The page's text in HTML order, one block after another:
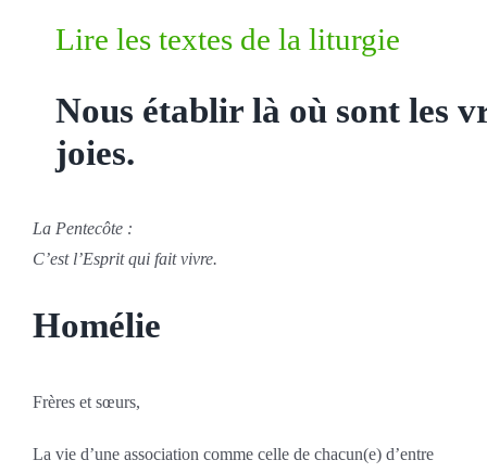
Lire les textes de la liturgie
Nous établir là où sont les
joies.
La Pentecôte :
C’est l’Esprit qui fait vivre.
Homélie
Frères et sœurs,
La vie d’une association comme celle de chacun(e) d’entre